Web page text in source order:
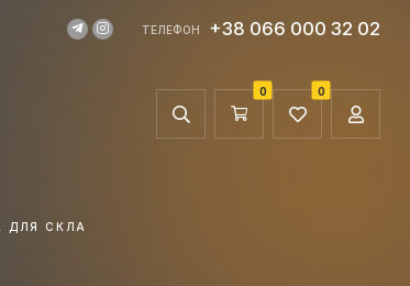
ТЕЛЕФОН +38 066 000 32 02
0 0
ДЛЯ СКЛА